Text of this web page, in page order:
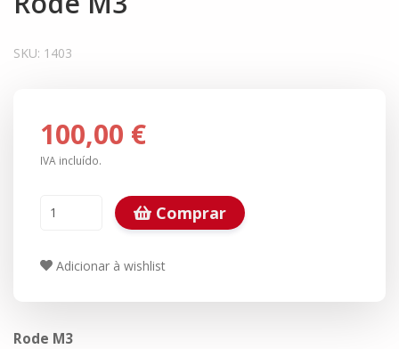
SKU: 1403
100,00 €
IVA incluído.
Comprar
Adicionar à wishlist
Rode M3